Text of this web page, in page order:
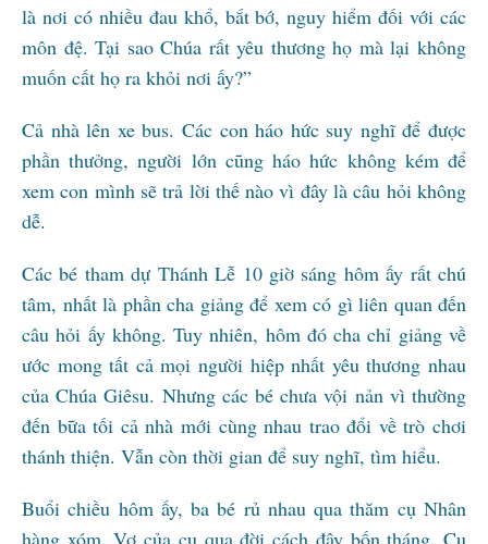
là nơi có nhiều đau khổ, bắt bớ, nguy hiểm đối với các
môn đệ. Tại sao Chúa rất yêu thương họ mà lại không
muốn cất họ ra khỏi nơi ấy?”
Cả nhà lên xe bus. Các con háo hức suy nghĩ để được
phần thưởng, người lớn cũng háo hức không kém để
xem con mình sẽ trả lời thế nào vì đây là câu hỏi không
dễ.
Các bé tham dự Thánh Lễ 10 giờ sáng hôm ấy rất chú
tâm, nhất là phần cha giảng để xem có gì liên quan đến
câu hỏi ấy không. Tuy nhiên, hôm đó cha chỉ giảng về
ước mong tất cả mọi người hiệp nhất yêu thương nhau
của Chúa Giêsu. Nhưng các bé chưa vội nản vì thường
đến bữa tối cả nhà mới cùng nhau trao đổi về trò chơi
thánh thiện. Vẫn còn thời gian để suy nghĩ, tìm hiểu.
Buổi chiều hôm ấy, ba bé rủ nhau qua thăm cụ Nhân
hàng xóm. Vợ của cụ qua đời cách đây bốn tháng. Cụ